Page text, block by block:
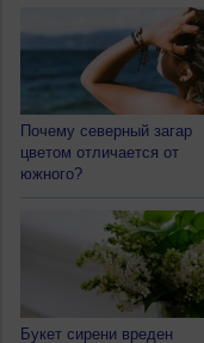
Почему северный загар
цветом отличается от
южного?
Букет сирени вреден